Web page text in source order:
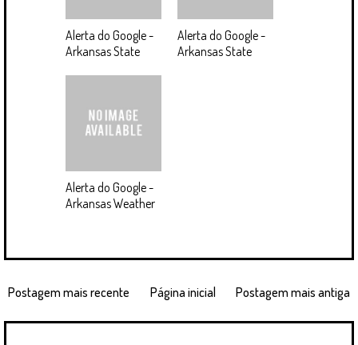
Alerta do Google -
Arkansas State
Alerta do Google -
Arkansas State
Alerta do Google -
Arkansas Weather
Postagem mais recente Postagem mais antiga
Página inicial